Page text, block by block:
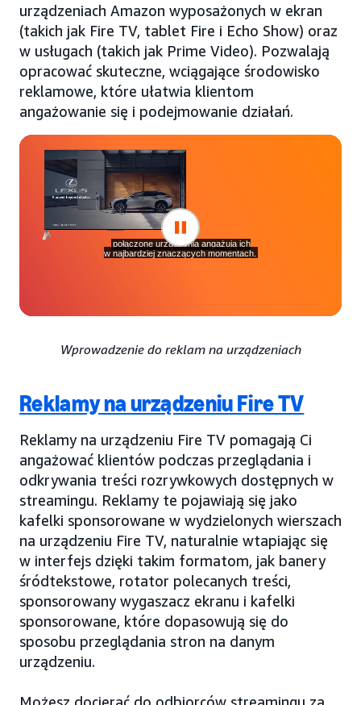
urządzeniach Amazon wyposażonych w ekran
(takich jak Fire TV, tablet Fire i Echo Show) oraz
w usługach (takich jak Prime Video). Pozwalają
opracować skuteczne, wciągające środowisko
reklamowe, które ułatwia klientom
angażowanie się i podejmowanie działań.
Wprowadzenie do reklam na urządzeniach
Reklamy na urządzeniu Fire TV
Reklamy na urządzeniu Fire TV pomagają Ci
angażować klientów podczas przeglądania i
odkrywania treści rozrywkowych dostępnych w
streamingu. Reklamy te pojawiają się jako
kafelki sponsorowane w wydzielonych wierszach
na urządzeniu Fire TV, naturalnie wtapiając się
w interfejs dzięki takim formatom, jak banery
śródtekstowe, rotator polecanych treści,
sponsorowany wygaszacz ekranu i kafelki
sponsorowane, które dopasowują się do
sposobu przeglądania stron na danym
urządzeniu.